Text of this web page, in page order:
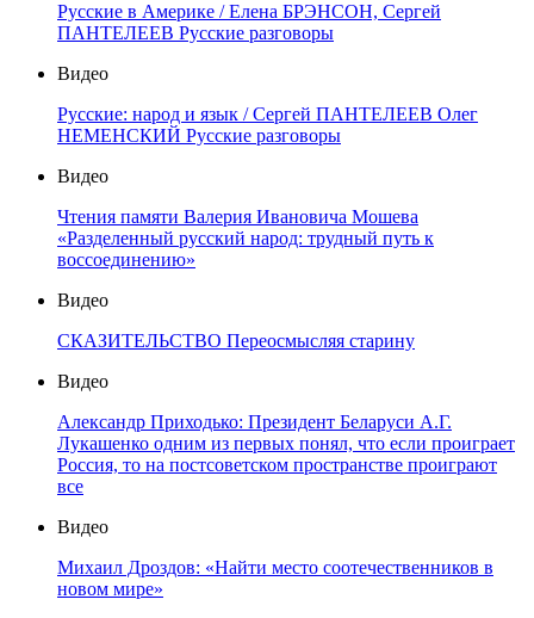
Русские в Америке / Елена БРЭНСОН, Сергей
ПАНТЕЛЕЕВ Русские разговоры
Видео
Русские: народ и язык / Сергей ПАНТЕЛЕЕВ Олег
НЕМЕНСКИЙ Русские разговоры
Видео
Чтения памяти Валерия Ивановича Мошева
«Разделенный русский народ: трудный путь к
воссоединению»
Видео
СКАЗИТЕЛЬСТВО Переосмысляя старину
Видео
Александр Приходько: Президент Беларуси А.Г.
Лукашенко одним из первых понял, что если проиграет
Россия, то на постсоветском пространстве проиграют
все
Видео
Михаил Дроздов: «Найти место соотечественников в
новом мире»